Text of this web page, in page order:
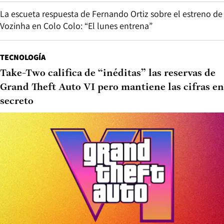
La escueta respuesta de Fernando Ortiz sobre el estreno de
Vozinha en Colo Colo: “El lunes entrena”
TECNOLOGÍA
Take-Two califica de “inéditas” las reservas de
Grand Theft Auto VI pero mantiene las cifras en
secreto